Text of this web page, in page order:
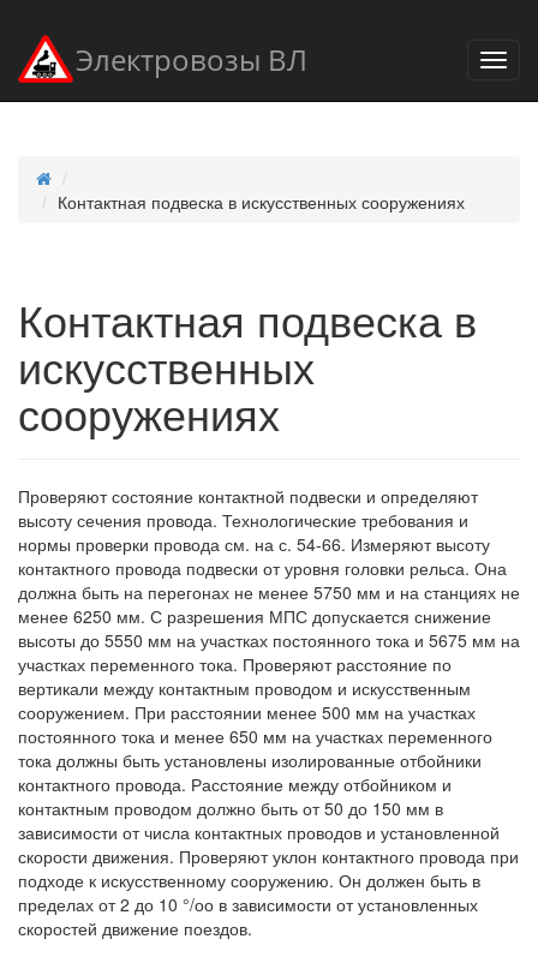
Электровозы ВЛ
Контактная подвеска в искусственных сооружениях
Контактная подвеска в
искусственных
сооружениях
Проверяют состояние контактной подвески и определяют
высоту сечения провода. Технологические требования и
нормы проверки провода см. на с. 54-66. Измеряют высоту
контактного провода подвески от уровня головки рельса. Она
должна быть на перегонах не менее 5750 мм и на станциях не
менее 6250 мм. С разрешения МПС допускается снижение
высоты до 5550 мм на участках постоянного тока и 5675 мм на
участках переменного тока. Проверяют расстояние по
вертикали между контактным проводом и искусственным
сооружением. При расстоянии менее 500 мм на участках
постоянного тока и менее 650 мм на участках переменного
тока должны быть установлены изолированные отбойники
контактного провода. Расстояние между отбойником и
контактным проводом должно быть от 50 до 150 мм в
зависимости от числа контактных проводов и установленной
скорости движения. Проверяют уклон контактного провода при
подходе к искусственному сооружению. Он должен быть в
пределах от 2 до 10 °/оо в зависимости от установленных
скоростей движение поездов.